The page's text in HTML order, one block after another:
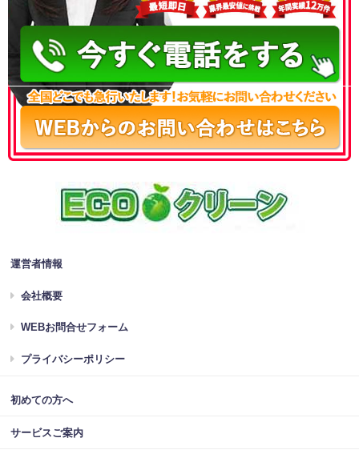
050-3186-4780
運営者情報
会社概要
WEBお問合せフォーム
プライバシーポリシー
初めての方へ
サービスご案内